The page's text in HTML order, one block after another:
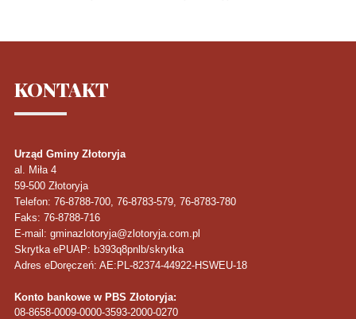
KONTAKT
Urząd Gminy Złotoryja
al. Miła 4
59-500 Złotoryja
Telefon: 76-8788-700, 76-8783-579, 76-8783-780
Faks: 76-8788-716
E-mail: gminazlotoryja@zlotoryja.com.pl
Skrytka ePUAP: b393q8pnlb/skrytka
Adres eDoręczeń: AE:PL-82374-44922-HSWEU-18
Konto bankowe w PBS Złotoryja:
08-8658-0009-0000-3593-2000-0270